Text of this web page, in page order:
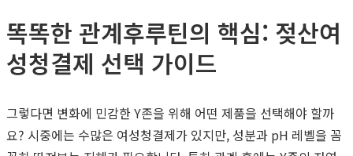
똑똑한 관계후루틴의 핵심: 젖산여
성청결제 선택 가이드
그렇다면 변화에 민감한 Y존을 위해 어떤 제품을 선택해야 할까
요? 시중에는 수많은 여성청결제가 있지만, 성분과 pH 레벨을 꼼